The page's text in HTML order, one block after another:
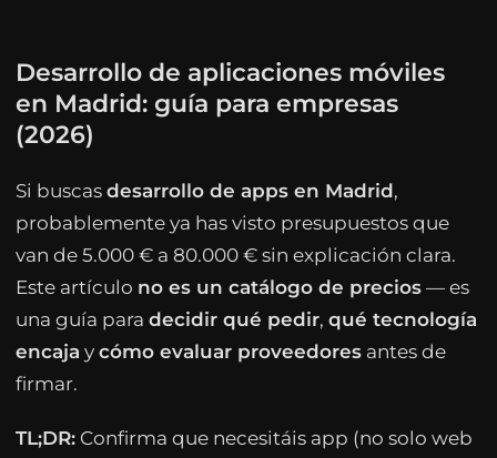
Desarrollo de aplicaciones móviles
en Madrid: guía para empresas
(2026)
Si buscas desarrollo de apps en Madrid,
probablemente ya has visto presupuestos que
van de 5.000 € a 80.000 € sin explicación clara.
Este artículo no es un catálogo de precios— es
una guía para decidir qué pedir, qué tecnología
encaja y cómo evaluar proveedoresantes de
firmar.
TL;DR:Confirma que necesitáis app (no solo web